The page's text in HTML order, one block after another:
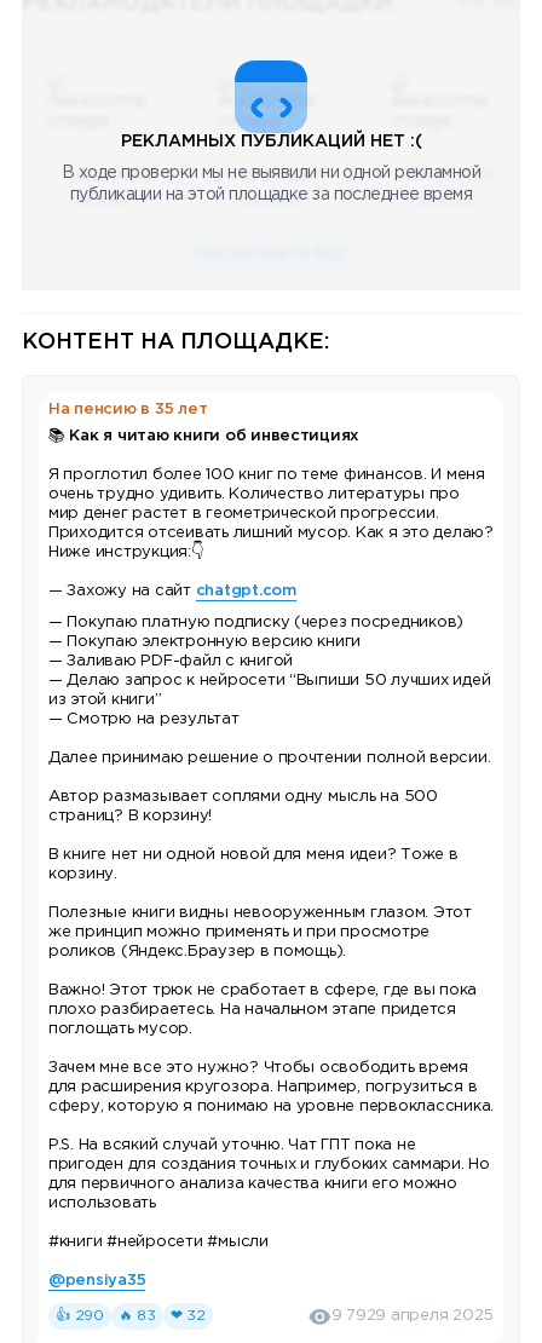
08.05.2023
Научный
08.05.2023
Научный
08.05.2023
Научный
РЕКЛАМНЫХ ПУБЛИКАЦИЙ НЕТ :(
В ходе проверки мы не выявили ни одной рекламной
публикации на этой площадке за последнее время
КОНТЕНТ НА ПЛОЩАДКЕ:
На пенсию в 35 лет
📚 Как я читаю книги об инвестициях
Я проглотил более 100 книг по теме финансов. И меня
очень трудно удивить. Количество литературы про
мир денег растет в геометрической прогрессии.
Приходится отсеивать лишний мусор. Как я это делаю?
Ниже инструкция:👇
— Захожу на сайт chatgpt.com
— Покупаю платную подписку (через посредников)
— Покупаю электронную версию книги
— Заливаю PDF-файл с книгой
— Делаю запрос к нейросети “Выпиши 50 лучших идей
из этой книги”
— Смотрю на результат
Далее принимаю решение о прочтении полной версии.
Автор размазывает соплями одну мысль на 500
страниц? В корзину!
В книге нет ни одной новой для меня идеи? Тоже в
корзину.
Полезные книги видны невооруженным глазом. Этот
же принцип можно применять и при просмотре
роликов (Яндекс.Браузер в помощь).
Важно! Этот трюк не сработает в сфере, где вы пока
плохо разбираетесь. На начальном этапе придется
поглощать мусор.
Зачем мне все это нужно? Чтобы освободить время
для расширения кругозора. Например, погрузиться в
сферу, которую я понимаю на уровне первоклассника.
P.S. На всякий случай уточню. Чат ГПТ пока не
пригоден для создания точных и глубоких саммари. Но
для первичного анализа качества книги его можно
использовать
#книги #нейросети #мысли
@pensiya35
👍 290 🔥 83 ❤ 32 9 7929 апреля 2025